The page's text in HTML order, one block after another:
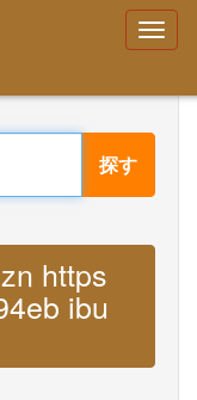
探す
https
ibu